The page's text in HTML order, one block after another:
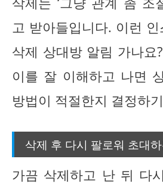
고 받아들입니다. 이런
삭제 상대방 알림 가나요
이를 잘 이해하고 나면
방법이 적절한지 결정하
삭제 후 다시 팔로워 초대
가끔 삭제하고 난 뒤 다